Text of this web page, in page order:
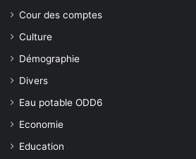
Cour des comptes
Culture
Démographie
Divers
Eau potable ODD6
Economie
Education